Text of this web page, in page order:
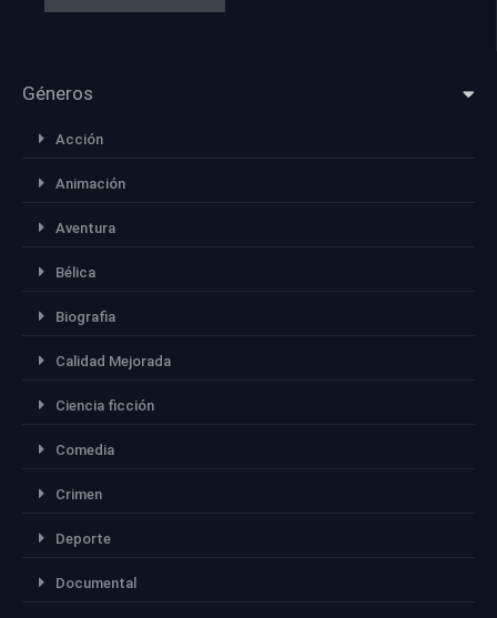
Géneros
Acción
Animación
Aventura
Bélica
Biografia
Calidad Mejorada
Ciencia ficción
Comedia
Crimen
Deporte
Documental